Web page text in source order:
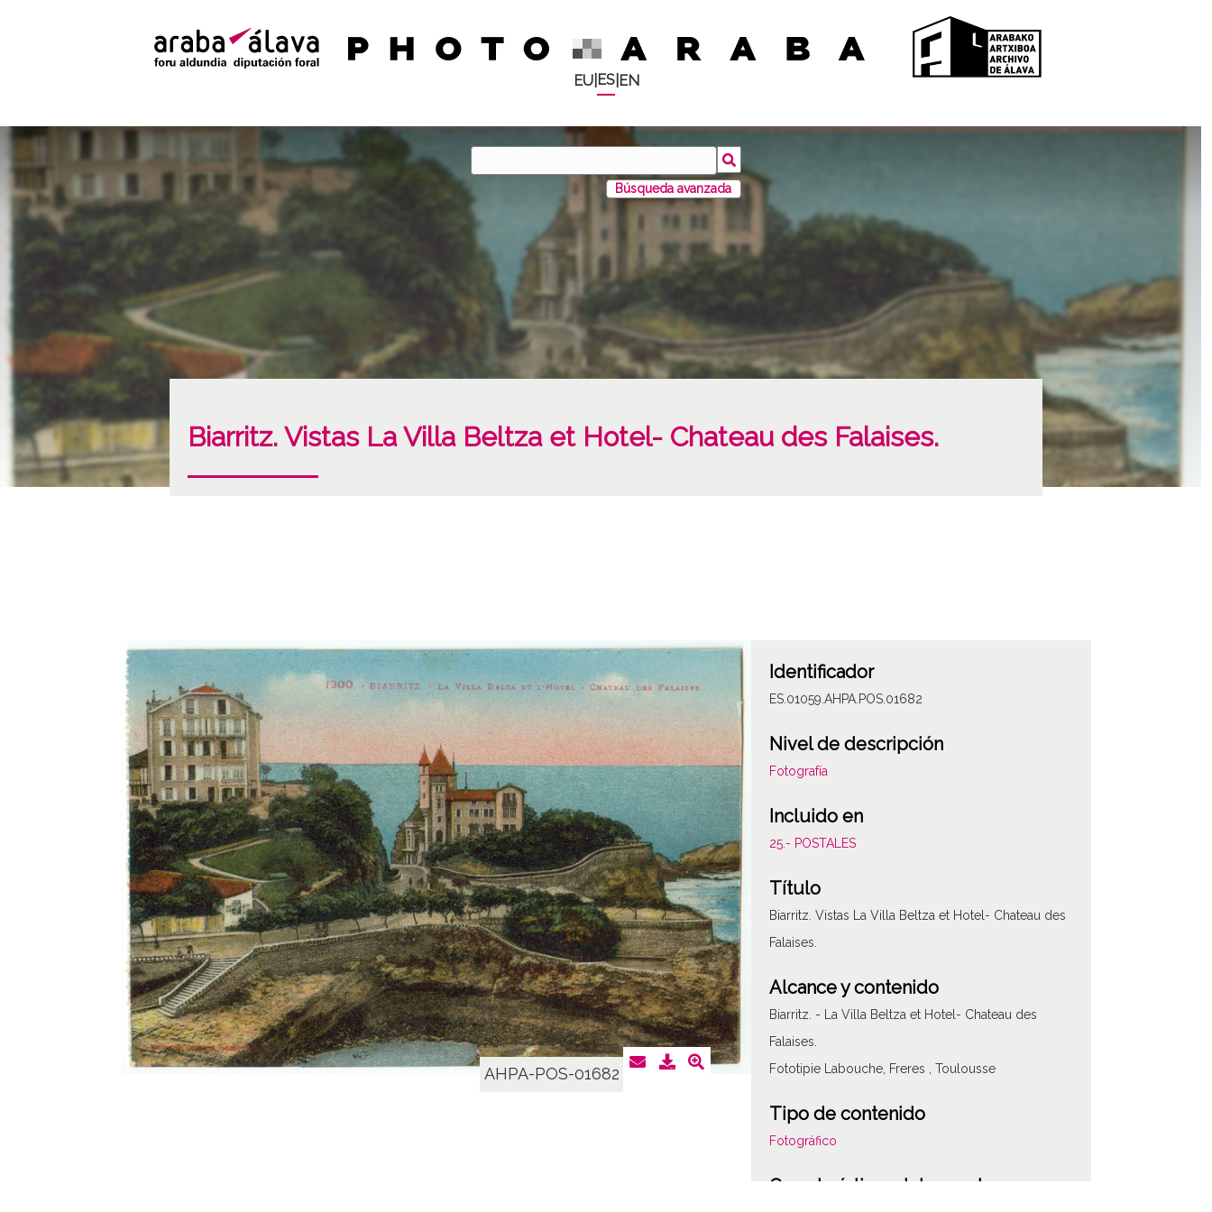
EU| ES| EN
Búsqueda avanzada
Biarritz. Vistas La Villa Beltza et Hotel- Chateau des Falaises.
AHPA-POS-01682
Identificador
ES.01059.AHPA.POS.01682
Nivel de descripción
Fotografía
Incluido en
25.- POSTALES
Título
Biarritz. Vistas La Villa Beltza et Hotel- Chateau des
Falaises.
Alcance y contenido
Biarritz. - La Villa Beltza et Hotel- Chateau des
Falaises.
Fototipie Labouche, Freres , Toulousse
Tipo de contenido
Fotográfico
Características del soporte